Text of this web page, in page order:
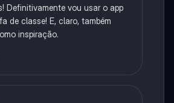
Definitivamente vou usar o app
de classe! E, claro, também
inspiração.